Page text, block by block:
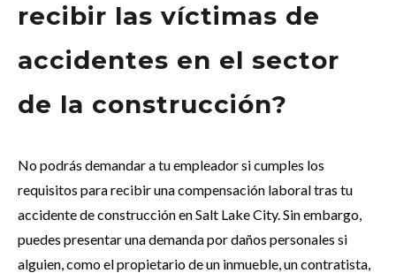
recibir las víctimas de
accidentes en el sector
de la construcción?
No podrás demandar a tu empleador si cumples los
requisitos para recibir una compensación laboral tras tu
accidente de construcción en Salt Lake City. Sin embargo,
puedes presentar una demanda por daños personales si
alguien, como el propietario de un inmueble, un contratista,